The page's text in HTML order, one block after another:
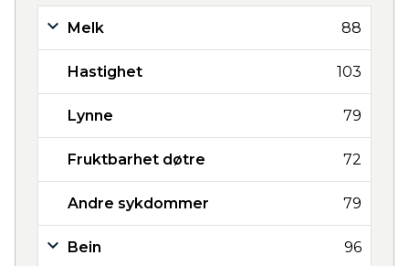
Melk 88
Hastighet 103
Lynne 79
Fruktbarhet døtre 72
Andre sykdommer 79
Bein 96